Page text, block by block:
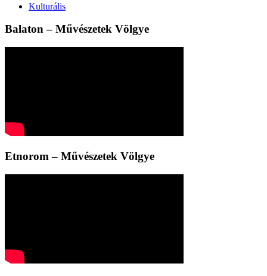
Kulturális
Balaton – Művészetek Völgye
Etnorom – Művészetek Völgye